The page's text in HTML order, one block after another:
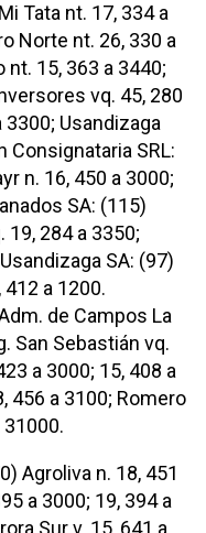
Tata nt. 17, 334 a
Norte nt. 26, 330 a
nt. 15, 363 a 3440;
vq. 45, 280
3300; Usandizaga
Consignataria SRL:
n. 16, 450 a 3000;
SA: (115)
19, 284 a 3350;
SA: (97)
a 1200.
de Campos La
San Sebastián vq.
a 3000; 15, 408 a
456 a 3100; Romero
31000.
Agroliva n. 18, 451
a 3000; 19, 394 a